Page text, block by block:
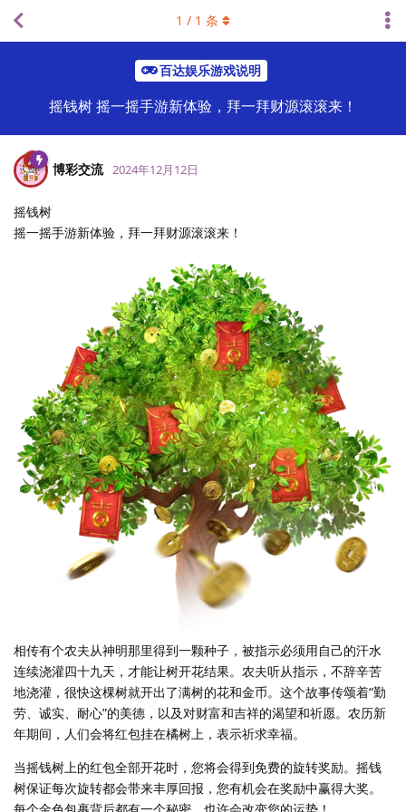
百达娱乐游戏说明
摇钱树 摇一摇手游新体验，拜一拜财源滚滚来！
1 / 1 条
博彩交流 2024年12月12日
摇钱树
摇一摇手游新体验，拜一拜财源滚滚来！
相传有个农夫从神明那里得到一颗种子，被指示必须用自己的汗水
连续浇灌四十九天，才能让树开花结果。农夫听从指示，不辞辛苦
地浇灌，很快这棵树就开出了满树的花和金币。这个故事传颂着“勤
劳、诚实、耐心”的美德，以及对财富和吉祥的渴望和祈愿。农历新
年期间，人们会将红包挂在橘树上，表示祈求幸福。
当摇钱树上的红包全部开花时，您将会得到免费的旋转奖励。摇钱
树保证每次旋转都会带来丰厚回报，您有机会在奖励中赢得大奖。